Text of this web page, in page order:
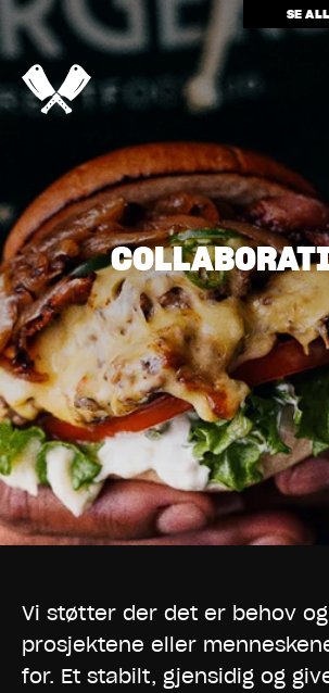
SE
Vi støtter der det er behov
prosjektene eller
for. Et stabilt, gjensidig og